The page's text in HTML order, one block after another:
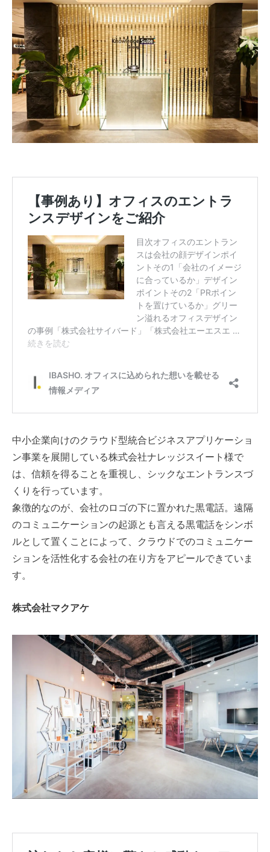
中小企業向けのクラウド型統合ビジネスアプリケーショ
ン事業を展開している株式会社ナレッジスイート様で
は、信頼を得ることを重視し、シックなエントランスづ
くりを行っています。
象徴的なのが、会社のロゴの下に置かれた黒電話。遠隔
のコミュニケーションの起源とも言える黒電話をシンボ
ルとして置くことによって、クラウドでのコミュニケー
ションを活性化する会社の在り方をアピールできていま
す。
株式会社マクアケ